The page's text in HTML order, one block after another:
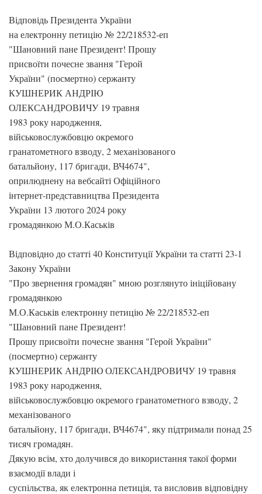
Відповідь Президента України
на електронну петицію № 22/218532-еп
"Шановний пане Президент! Прошу
присвоїти почесне звання "Герой
України" (посмертно) сержанту
КУШНЕРИК АНДРІЮ
ОЛЕКСАНДРОВИЧУ 19 травня
1983 року народження,
військовослужбовцю окремого
гранатометного взводу, 2 механізованого
батальйону, 117 бригади, ВЧ4674",
оприлюднену на вебсайті Офіційного
інтернет-представництва Президента
України 13 лютого 2024 року
громадянкою М.О.Каськів
Відповідно до статті 40 Конституції України та статті 23-1
Закону України
"Про звернення громадян" мною розглянуто ініційовану
громадянкою
М.О.Каськів електронну петицію № 22/218532-еп
"Шановний пане Президент!
Прошу присвоїти почесне звання "Герой України"
(посмертно) сержанту
КУШНЕРИК АНДРІЮ ОЛЕКСАНДРОВИЧУ 19 травня
1983 року народження,
військовослужбовцю окремого гранатометного взводу, 2
механізованого
батальйону, 117 бригади, ВЧ4674", яку підтримали понад 25
тисяч громадян.
Дякую всім, хто долучився до використання такої форми
взаємодії влади і
суспільства, як електронна петиція, та висловив відповідну